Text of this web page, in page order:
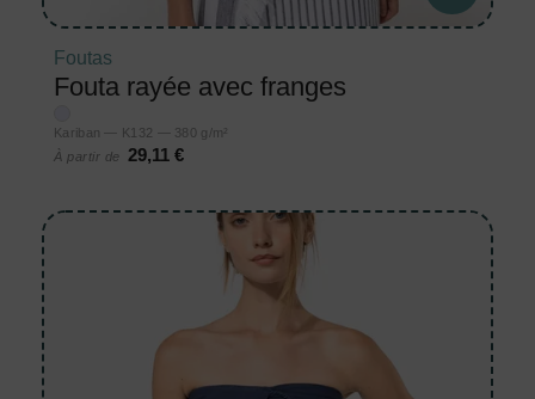
Foutas
Fouta rayée avec franges
Kariban — K132 — 380 g/m²
À partir de
29,11 €